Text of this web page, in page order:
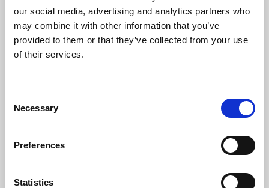
our social media, advertising and analytics partners who
may combine it with other information that you’ve
provided to them or that they’ve collected from your use
of their services.
Selection
Necessary
Preferences
Statistics
Billingehus
Skövde
När du bor på Billingehus har du nära till Billingens